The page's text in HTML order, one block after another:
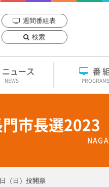
週間番組表
検索
ニュース
NEWS
番
PROGRAMS
門市長選
（日）投開票